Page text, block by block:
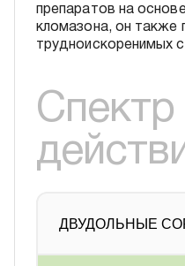
препаратов на
кломазона, он также
трудноискоренимых
Спектр
ДВУДОЛЬНЫЕ